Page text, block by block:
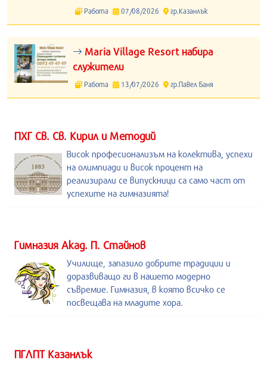
Работа 07/08/2026 гр.Казанлък
Maria Village Resort набира
служители
Работа 13/07/2026 гр.Павел Баня
ПХГ Св. Св. Кирил и Методий
Висок професионализъм на колектива, успехи
на олимпиади и висок процент на
реализирали се випускници са само част от
успехите на гимназията!
Гимназия Акад. П. Стайнов
Училище, запазило добрите традиции и
доразвиващо ги в нашето модерно
съвремие. Гимназия, в която всичко се
посвещава на младите хора.
ПГЛПТ Казанлък